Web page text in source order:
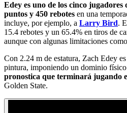
Edey es uno de los cinco
puntos y 450 rebotes en una
incluye, por ejemplo, a Larry Bird.
15.4 rebotes y un 65.4% en tiros de
aunque con algunas limitaciones
Con 2.24 m de estatura, Zach Edey
pintura, imponiendo un dominio físico
pronostica que terminará jugando
Golden State.